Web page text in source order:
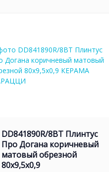
DD841890R/8BT Плинтус
Про Догана коричневый
матовый обрезной
80x9,5x0,9